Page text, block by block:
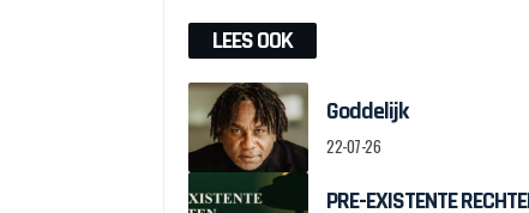
LEES OOK
Goddelijk
22-07-26
PRE-EXISTENTE